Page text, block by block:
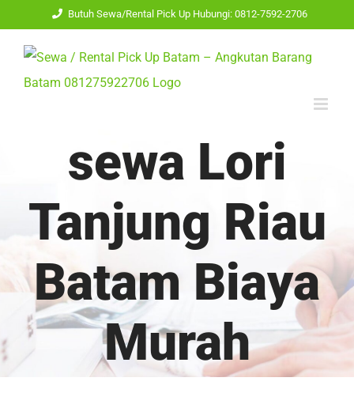
content
Butuh Sewa/Rental Pick Up Hubungi: 0812-7592-2706
sewa Lori
Tanjung Riau
Batam Biaya
Murah